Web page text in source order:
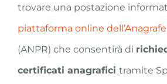
trovare una postazione
piattaforma online
(ANPR) che consentirà di
certificati anagrafici tramite